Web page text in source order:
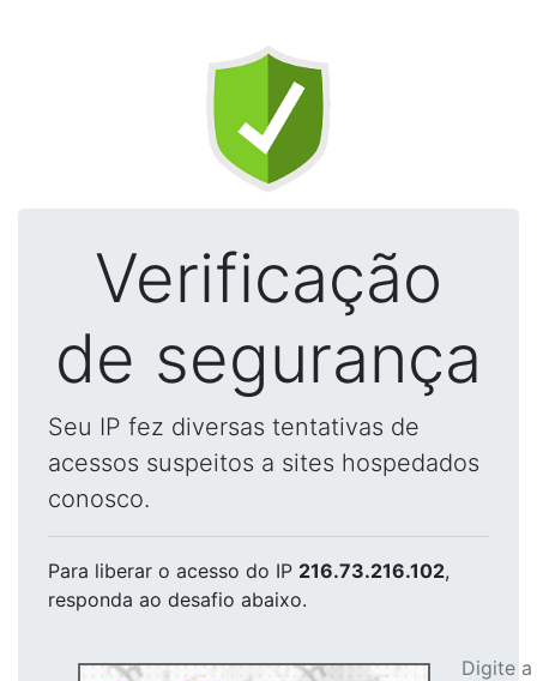
Verificação
de segurança
Seu IP fez diversas tentativas de
acessos suspeitos a sites hospedados
conosco.
Para liberar o acesso do IP 216.73.216.102,
responda ao desafio abaixo.
Digite